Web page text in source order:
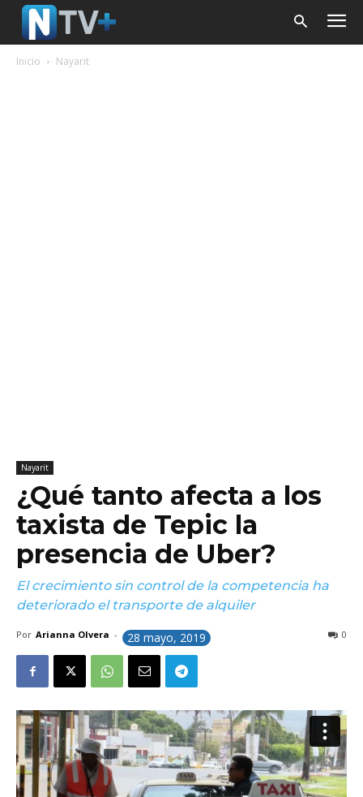
Inicio Nayarit
Nayarit
¿Qué tanto afecta a los
taxista de Tepic la
presencia de Uber?
El crecimiento sin control de la competencia ha
deteriorado el transporte de alquiler
Por Arianna Olvera - 28 mayo, 2019 0